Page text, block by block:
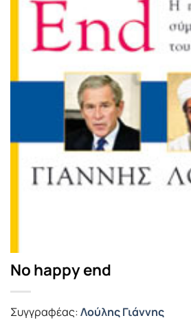
No happy end
Συγγραφέας:Λούλης Γιάννης